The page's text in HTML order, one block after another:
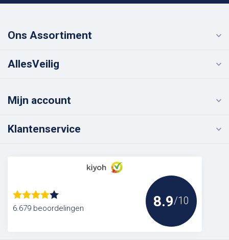
Ons Assortiment
AllesVeilig
Mijn account
Klantenservice
6.679 beoordelingen 8.9/10